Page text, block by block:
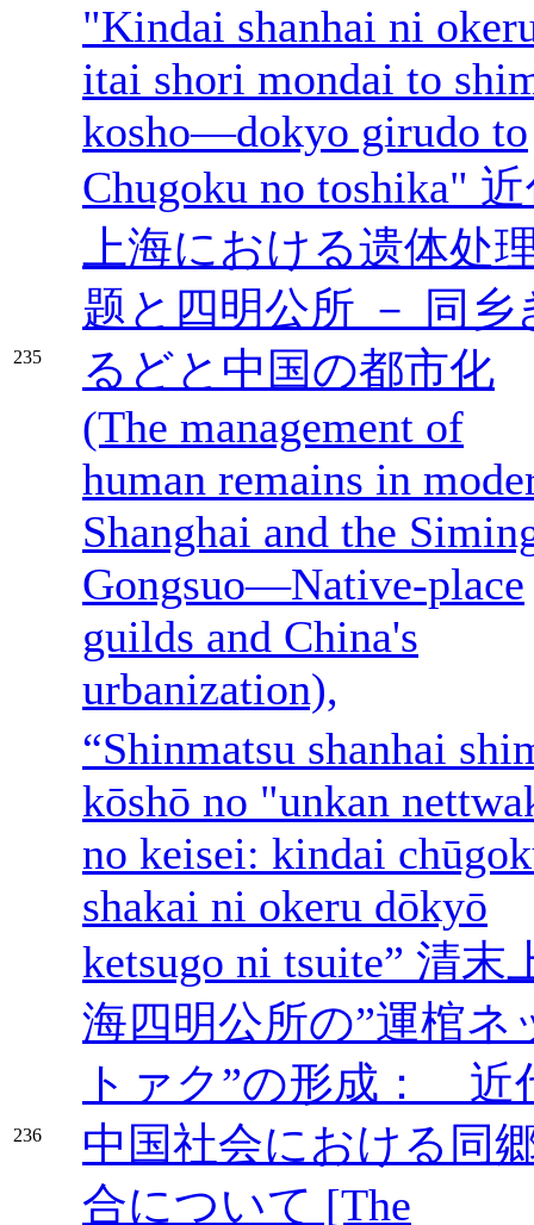
235
"Kindai shanhai ni
itai shori mondai to
kosho—dokyo girudo to
Chugoku no toshika"
上海における遗体处
题と四明公所 － 同乡
るどと中国の都市化
(The management of
human remains in
Shanghai and the
Gongsuo—Native-place
guilds and China's
urbanization),
236
“Shinmatsu shanhai
kōshō no "unkan
no keisei: kindai
shakai ni okeru dōkyō
ketsugo ni tsuite” 清末
海四明公所の”運棺ネ
トァク”の形成： 近
中国社会における同
合について [The